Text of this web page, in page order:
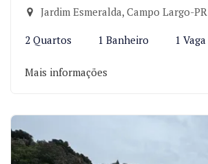
Jardim Esmeralda, Campo Largo-PR
2 Quartos 1 Banheiro 1 Vaga
Mais informações